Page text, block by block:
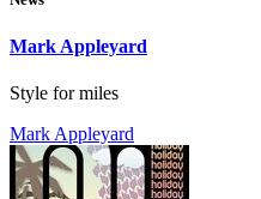
Mark Appleyard
Style for miles
Mark Appleyard